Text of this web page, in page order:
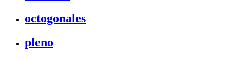
octogonales
pleno